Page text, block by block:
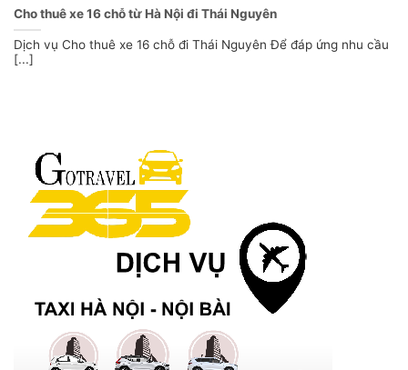
Cho thuê xe 16 chỗ từ Hà Nội đi Thái Nguyên
Dịch vụ Cho thuê xe 16 chỗ đi Thái Nguyên Để đáp ứng nhu cầu
[...]